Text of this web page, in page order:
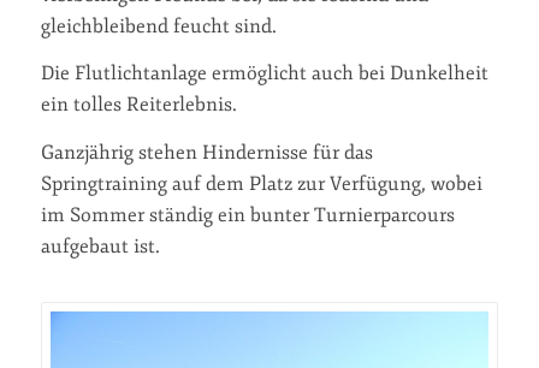
gleichbleibend feucht sind.
Die Flutlichtanlage ermöglicht auch bei Dunkelheit
ein tolles Reiterlebnis.
Ganzjährig stehen Hindernisse für das
Springtraining auf dem Platz zur Verfügung, wobei
im Sommer ständig ein bunter Turnierparcours
aufgebaut ist.